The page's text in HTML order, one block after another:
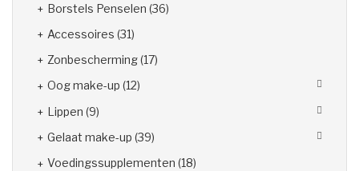
Borstels Penselen (36)
Accessoires (31)
Zonbescherming(17)
Oog make-up (12)
Lippen (9)
Gelaat make-up (39)
Voedingssupplementen (18)